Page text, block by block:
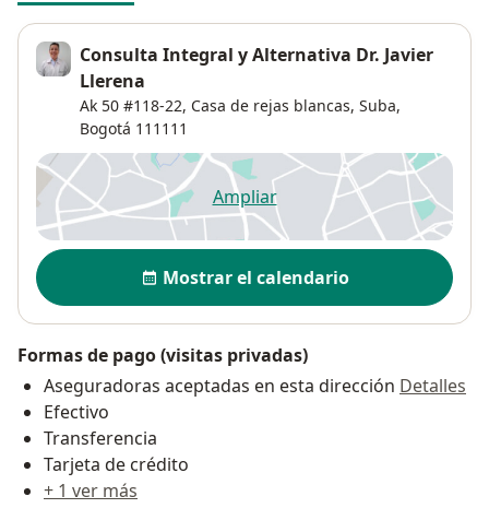
Consulta Integral y Alternativa Dr. Javier
Llerena
Ak 50 #118-22, Casa de rejas blancas, Suba,
Bogotá 111111
Ampliarse abre en una nueva
Disponibilidad
Mostrar el calendario
Formas de pago (visitas privadas)
Aseguradoras aceptadas en esta dirección Detalles
Efectivo
Transferencia
Tarjeta de crédito
+ 1 ver más